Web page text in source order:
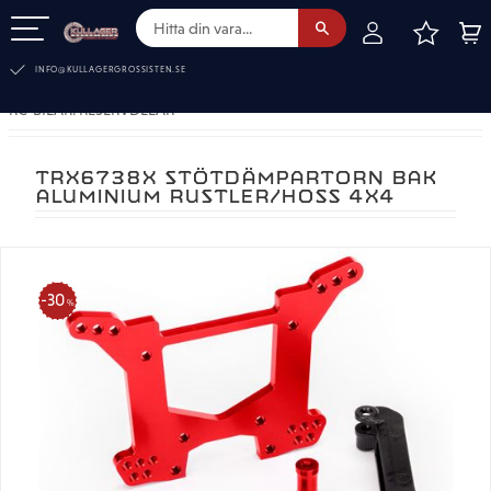
INFO@KULLAGERGROSSISTEN.SE
RC-BILAR. RESERVDELAR
TRX6738X STÖTDÄMPARTORN BAK
ALUMINIUM RUSTLER/HOSS 4X4
30 %